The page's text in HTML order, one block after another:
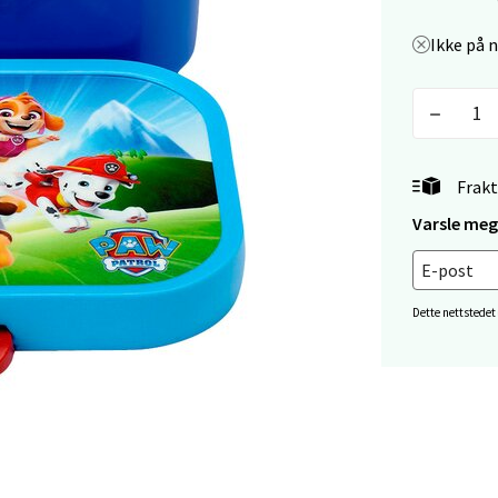
Ikke på
Varsle
Dette nettstedet
- Markens
markensgate 25B, 4611 Kristiansand
09-18
Linderud
vei 38, 0594 Oslo
10-21